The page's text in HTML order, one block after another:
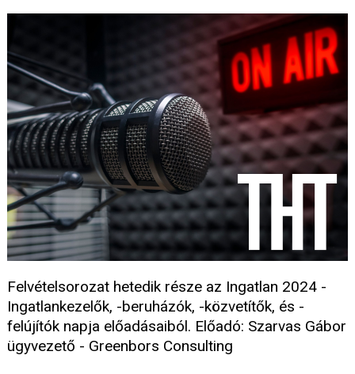
Felvételsorozat hetedik része az Ingatlan 2024 -
Ingatlankezelők, -beruházók, -közvetítők, és -
felújítók napja előadásaiból. Előadó: Szarvas Gábor
ügyvezető - Greenbors Consulting